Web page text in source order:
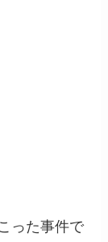
った事件で